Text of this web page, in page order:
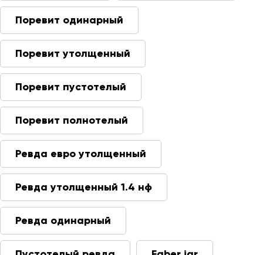
Поревит одинарный
Поревит утолщенный
Поревит пустотелый
Поревит полнотелый
Ревда евро утолщенный
Ревда утолщенный 1.4 нф
Ревда одинарный